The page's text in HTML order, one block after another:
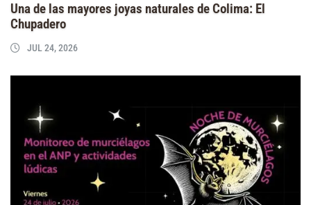
Una de las mayores joyas naturales de Colima: El
Chupadero
JUL 24, 2026